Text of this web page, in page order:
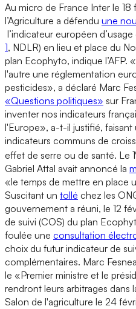
Au micro de France Inter le 18
l’Agriculture a défendu une
l’indicateur européen
1, NDLR) en lieu et place du
plan Ecophyto, indique l’AFP.
l'autre une réglementation
pesticides», a déclaré Marc
«Questions politiques» sur
inventer nos indicateurs
l'Europe», a-t-il justifié,
indicateurs communs de
effet de serre ou de santé. Le 1
Gabriel Attal avait annoncé la
«le temps de mettre en place
Suscitant un tollé chez les
gouvernement a réuni, le 12
de suivi (COS) du plan
foulée une consultation
choix du futur indicateur de
complémentaires. Marc
le «Premier ministre et le
rendront leurs arbitrages dans
Salon de l'agriculture le 24